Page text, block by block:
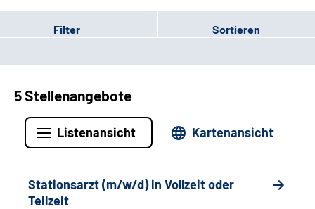
Filter Sortieren
5 Stellenangebote
Listenansicht Kartenansicht
Stationsarzt (m/w/d) in Vollzeit oder
Teilzeit